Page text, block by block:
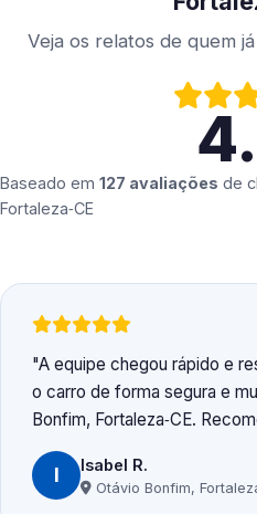
Veja os relatos de quem
Baseado em 127 avaliações de
Fortaleza‑CE
A equipe chegou rápido e
o carro de forma segura e
Bonfim, Fortaleza‑CE.
I Isabel R.
Otávio Bonfim,